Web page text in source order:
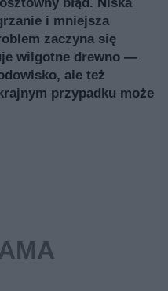
i mniejsza
zaczyna się
wilgotne drewno —
ale też
przypadku może